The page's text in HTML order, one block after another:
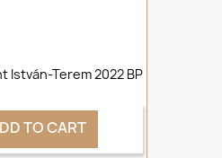
István-Terem 2022 BP
TO CART